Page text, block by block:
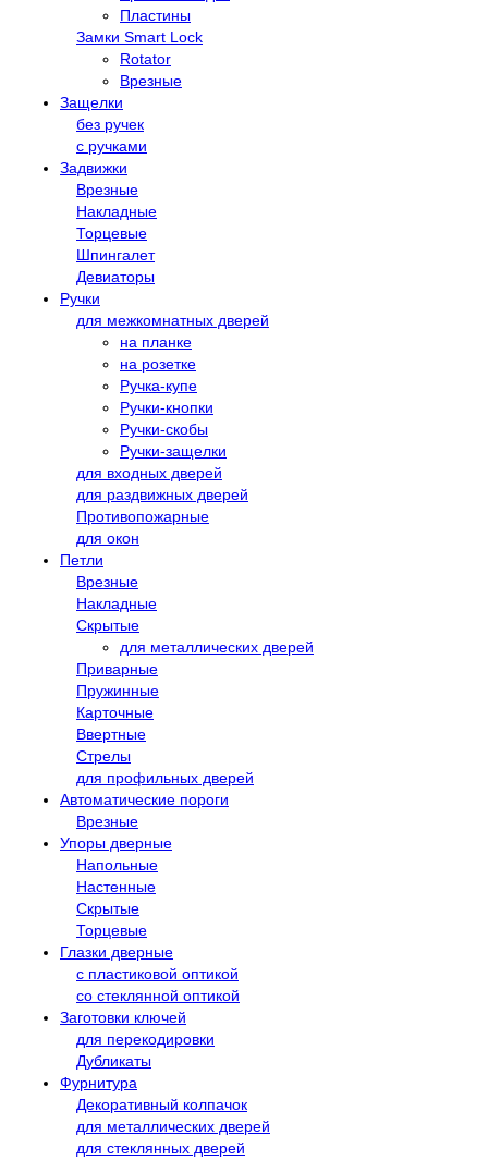
Пластины
Замки Smart Lock
Rotator
Врезные
Защелки
без ручек
с ручками
Задвижки
Врезные
Накладные
Торцевые
Шпингалет
Девиаторы
Ручки
для межкомнатных дверей
на планке
на розетке
Ручка-купе
Ручки-кнопки
Ручки-скобы
Ручки-защелки
для входных дверей
для раздвижных дверей
Противопожарные
для окон
Петли
Врезные
Накладные
Скрытые
для металлических дверей
Приварные
Пружинные
Карточные
Ввертные
Стрелы
для профильных дверей
Автоматические пороги
Врезные
Упоры дверные
Напольные
Настенные
Скрытые
Торцевые
Глазки дверные
с пластиковой оптикой
со стеклянной оптикой
Заготовки ключей
для перекодировки
Дубликаты
Фурнитура
Декоративный колпачок
для металлических дверей
для стеклянных дверей